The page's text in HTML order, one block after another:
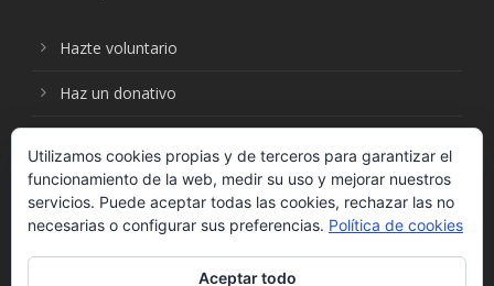
Hazte voluntario
Haz un donativo
Síguenos en:
Utilizamos cookies propias y de terceros para garantizar el
funcionamiento de la web, medir su uso y mejorar nuestros
servicios. Puede aceptar todas las cookies, rechazar las no
necesarias o configurar sus preferencias. Política de cookies
Aceptar todo